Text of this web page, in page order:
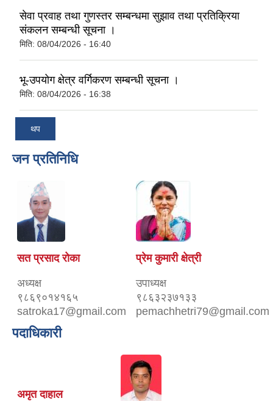
सेवा प्रवाह तथा गुणस्तर सम्बन्धमा सुझाव तथा प्रतिक्रिया
संकलन सम्बन्धी सूचना ।
मिति: 08/04/2026 - 16:40
भू-उपयोग क्षेत्र वर्गिकरण सम्बन्धी सूचना ।
मिति: 08/04/2026 - 16:38
थप
जन प्रतिनिधि
सत प्रसाद रोका
अध्यक्ष
९८६९०१४१६५
satroka17@gmail.com
प्रेम कुमारी क्षेत्री
उपाध्यक्ष
९८६३२३७१३३
pemachhetri79@gmail.com
पदाधिकारी
अमृत दाहाल